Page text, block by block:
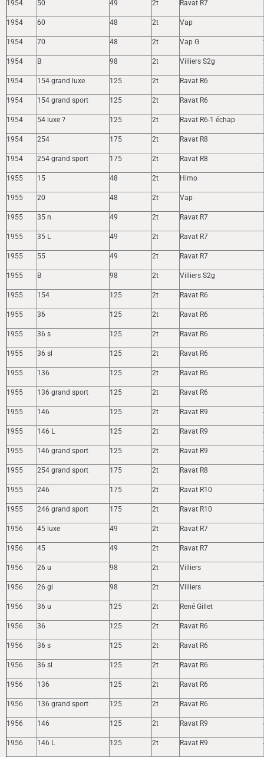
1954 50 49 2t Ravat R7
1954 60 48 2t Vap
1954 70 48 2t Vap G
1954 B 98 2t Villiers S2g
1954 154 grand luxe 125 2t Ravat R6
1954 154 grand sport 125 2t Ravat R6
1954 54 luxe ? 125 2t Ravat R6-1 échap
1954 254 175 2t Ravat R8
1954 254 grand sport 175 2t Ravat R8
1955 15 48 2t Himo
1955 20 48 2t Vap
1955 35 n 49 2t Ravat R7
1955 35 L 49 2t Ravat R7
1955 55 49 2t Ravat R7
1955 B 98 2t Villiers S2g
1955 154 125 2t Ravat R6
1955 36 125 2t Ravat R6
1955 36 s 125 2t Ravat R6
1955 36 sl 125 2t Ravat R6
1955 136 125 2t Ravat R6
1955 136 grand sport 125 2t Ravat R6
1955 146 125 2t Ravat R9
1955 146 L 125 2t Ravat R9
1955 146 grand sport 125 2t Ravat R9
1955 254 grand sport 175 2t Ravat R8
1955 246 175 2t Ravat R10
1955 246 grand sport 175 2t Ravat R10
1956 45 luxe 49 2t Ravat R7
1956 45 49 2t Ravat R7
1956 26 u 98 2t Villiers
1956 26 gl 98 2t Villiers
1956 36 u 125 2t René Gillet
1956 36 125 2t Ravat R6
1956 36 s 125 2t Ravat R6
1956 36 sl 125 2t Ravat R6
1956 136 125 2t Ravat R6
1956 136 grand sport 125 2t Ravat R6
1956 146 125 2t Ravat R9
1956 146 L 125 2t Ravat R9